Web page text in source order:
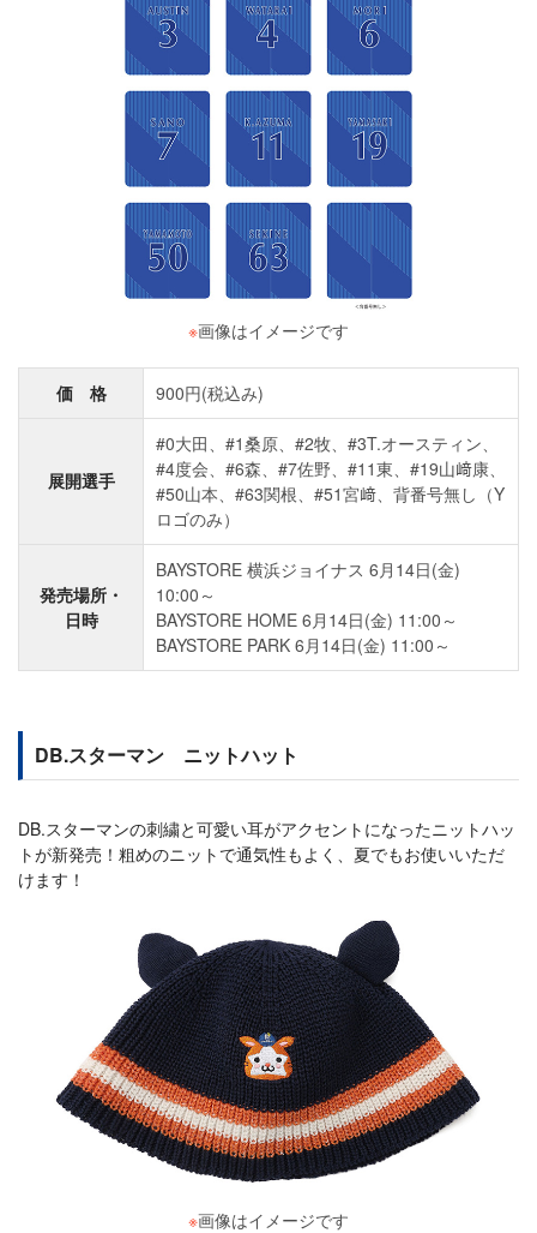
※画像はイメージです
価 格 900円(税込み)
展開選手
#0大田、#1桑原、#2牧、#3T.オースティン、
#4度会、#6森、#7佐野、#11東、#19山﨑康、
#50山本、#63関根、#51宮﨑、背番号無し（Y
ロゴのみ）
発売場所・
日時
BAYSTORE 横浜ジョイナス 6月14日(金)
10:00～
BAYSTORE HOME 6月14日(金) 11:00～
BAYSTORE PARK 6月14日(金) 11:00～
DB.スターマン ニットハット
DB.スターマンの刺繍と可愛い耳がアクセントになったニットハッ
トが新発売！粗めのニットで通気性もよく、夏でもお使いいただ
けます！
※画像はイメージです